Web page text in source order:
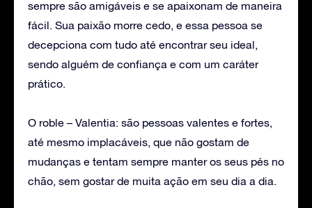
sempre são amigáveis e se apaixonam de maneira
fácil. Sua paixão morre cedo, e essa pessoa se
decepciona com tudo até encontrar seu ideal,
sendo alguém de confiança e com um caráter
prático.
O roble – Valentia: são pessoas valentes e fortes,
até mesmo implacáveis, que não gostam de
mudanças e tentam sempre manter os seus pés no
chão, sem gostar de muita ação em seu dia a dia.